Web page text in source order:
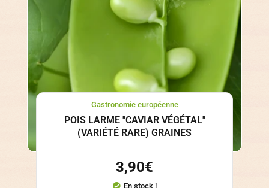
Gastronomie européenne
POIS LARME "CAVIAR VÉGÉTAL"
(VARIÉTÉ RARE) GRAINES
3,90€
En stock !